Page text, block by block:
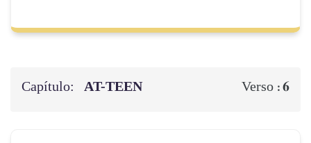
Capítulo: AT-TEEN Verso :6